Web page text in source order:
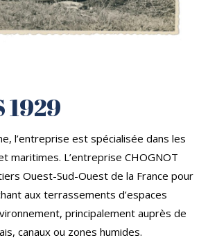
1929
l’entreprise est spécialisée dans les
maritimes. L’entreprise CHOGNOT
Ouest-Sud-Ouest de la France pour
aux terrassements d’espaces
principalement auprès de
canaux ou zones humides.